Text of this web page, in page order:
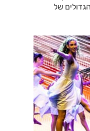
של
מדי יום